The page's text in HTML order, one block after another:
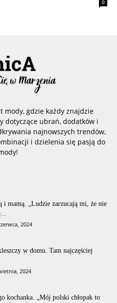
0
mody, gdzie każdy znajdzie
dotyczące ubrań, dodatków i
najnowszych trendów,
i dzielenia się pasją do
i mamą. „Ludzie zarzucają mi, że nie
2024
w domu. Tam najczęściej
2024
kochanka. „Mój polski chłopak to